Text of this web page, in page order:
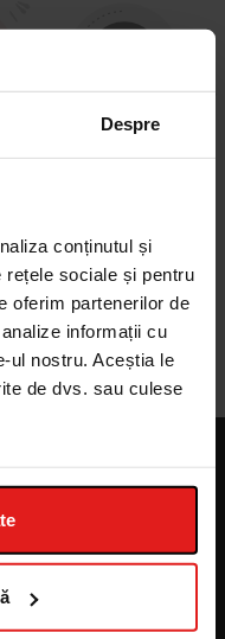
Despre
conținutul și
rețele sociale și pentru
oferim partenerilor de
informații cu
ul nostru. Aceștia le
de dvs. sau culese
Pachetul este